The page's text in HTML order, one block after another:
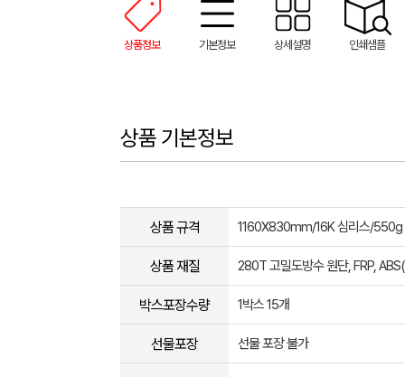
상품정보 기본정보 상세설명 인쇄샘플
상품 기본정보
상품 규격 1160X830mm/16K 심리스/550g
상품 재질 280T 고밀도방수 원단, FRP,
박스포장수량 1박스 15개
선물포장 선물 포장 불가